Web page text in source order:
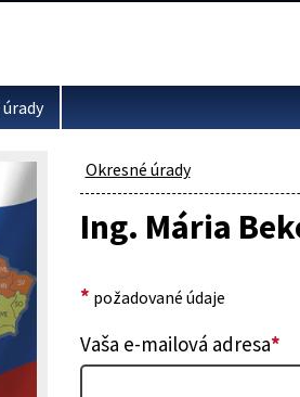
Okresné úrady
Ing. Mária
* požadované údaje
Vaša e-mailová adresa*